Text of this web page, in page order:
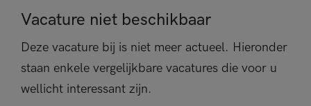
Vacature niet beschikbaar
Deze vacature bij is niet meer actueel. Hieronder
staan enkele vergelijkbare vacatures die voor u
wellicht interessant zijn.